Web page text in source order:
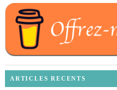
ARTICLES RECENTS